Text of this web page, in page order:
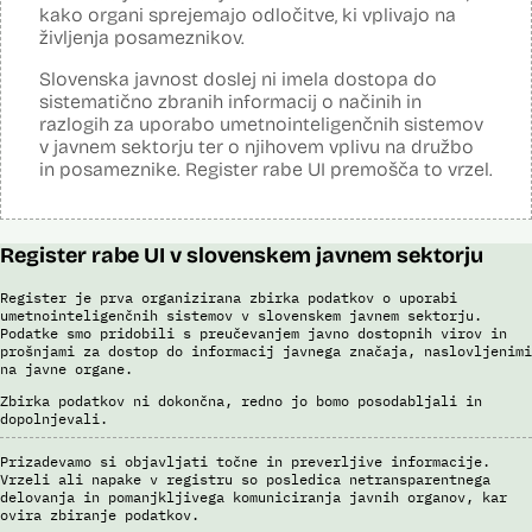
podatke preverja v bazah podatkov policije (evidence prekrškov in
evidence dogodkov), evidenci iskanih oseb, Schengenskem
informacijskem sistemu, Vizumskem informacijskem sistemu in bazah
S sistemom AFIS (Automated Fingerprint Identification System /
Sistem za avtomatizirano identifikacijo prstnih odtisov), ki temelji na
uporabi algoritmov za izdelavo in iskanje biometričnih razpoznavnih
znakov, je omogočena primerjava in iskanje prstnih odtisov.
Brošura 60 let informacijsko telekomunikacijskega sistema policije
Odgovor na zahtevo za dostop do informacij javnega značaja
kako organi sprejemajo odločitve, ki vplivajo na
življenja posameznikov.
Slovenska javnost doslej ni imela dostopa do
sistematično zbranih informacij o načinih in
razlogih za uporabo umetnointeligenčnih sistemov
v javnem sektorju ter o njihovem vplivu na družbo
in posameznike. Register rabe UI premošča to vrzel.
Register rabe UI v slovenskem javnem sektorju
Register je prva organizirana zbirka podatkov o uporabi
umetnointeligenčnih sistemov v slovenskem javnem sektorju.
Podatke smo pridobili s preučevanjem javno dostopnih virov in
prošnjami za dostop do informacij javnega značaja, naslovljenimi
na javne organe.
Zbirka podatkov ni dokončna, redno jo bomo posodabljali in
dopolnjevali.
Prizadevamo si objavljati točne in preverljive informacije.
Vrzeli ali napake v registru so posledica netransparentnega
delovanja in pomanjkljivega komuniciranja javnih organov, kar
ovira zbiranje podatkov.